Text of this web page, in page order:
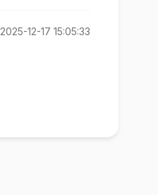
2025-12-17 15:05:33